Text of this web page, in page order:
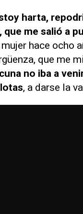
harta,
que me salió a
hace ocho
que me
no iba a
, a darse la